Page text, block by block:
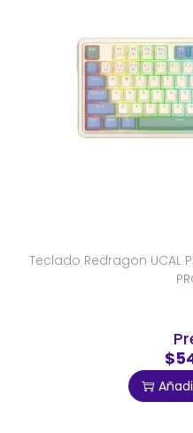
Teclado Redragon UCAL